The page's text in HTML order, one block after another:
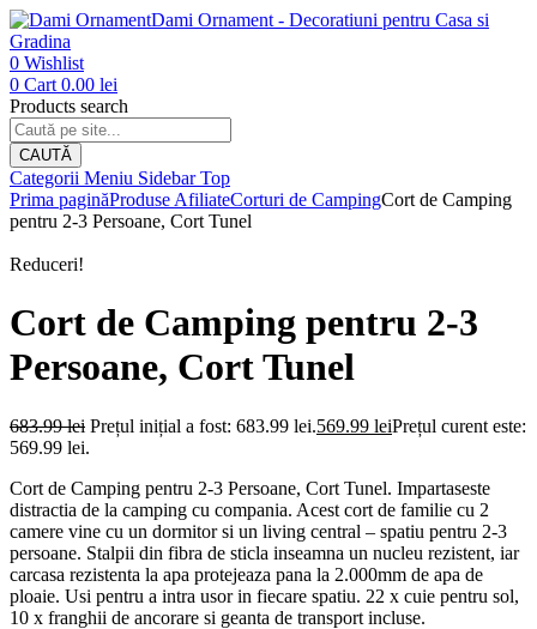
Dami Ornament - Decoratiuni pentru Casa si
Gradina
0 Wishlist
0 Cart 0.00 lei
Products search
CAUTĂ
Categorii Meniu Sidebar Top
Prima paginăProduse AfiliateCorturi de CampingCort de Camping
pentru 2-3 Persoane, Cort Tunel
Reduceri!
Cort de Camping pentru 2-3
Persoane, Cort Tunel
683.99lei Prețul inițial a fost: 683.99 lei.569.99 leiPrețul curent este:
569.99 lei.
Cort de Camping pentru 2-3 Persoane, Cort Tunel. Impartaseste
distractia de la camping cu compania. Acest cort de familie cu 2
camere vine cu un dormitor si un living central – spatiu pentru 2-3
persoane. Stalpii din fibra de sticla inseamna un nucleu rezistent, iar
carcasa rezistenta la apa protejeaza pana la 2.000mm de apa de
ploaie. Usi pentru a intra usor in fiecare spatiu. 22 x cuie pentru sol,
10 x franghii de ancorare si geanta de transport incluse.